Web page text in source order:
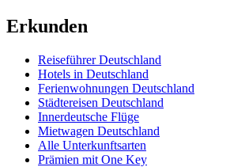
Erkunden
Reiseführer Deutschland
Hotels in Deutschland
Ferienwohnungen Deutschland
Städtereisen Deutschland
Innerdeutsche Flüge
Mietwagen Deutschland
Alle Unterkunftsarten
Prämien mit One Key